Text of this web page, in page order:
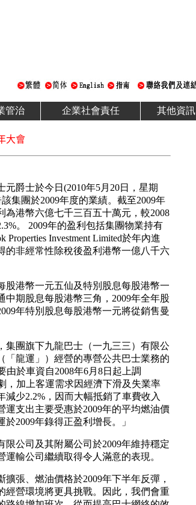
管治 企業社會責任 其他資訊
大會
爵士於今日(2010年5月20日，星期
集團於2009年度的業績。截至2009年
為港幣六億七千三百五十萬元，較2008
。 2009年的盈利包括集團物業持有
Investment Limited於年內進
的非經常性除稅後盈利港幣一億八千六
股港幣一元五仙及特別股息每股港幣一
中期股息每股港幣三角，2009年全年股
年特別股息每股港幣一元將從銷售曼
集團旗下九龍巴士（一九三三）有限公
「龍運」）經營的專營公共巴士業務的
由於車資自2008年6月8日起上調
，加上客運需求因經濟下滑及失業率
減少2.2%，因而大幅抵銷了車費收入
支出主要受惠於2009年的平均燃油價
2009年錄得正盈利增長。」
公司及其附屬公司於2009年維持穩定
輸公司繼續取得令人滿意的表現。
張、燃油價格於2009年下半年反彈，
經營環境將更具挑戰。因此，我們會重